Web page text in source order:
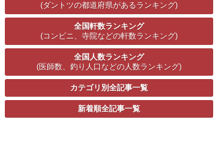
(ダントツの都道府県があるランキング)
全国軒数ランキング
(コンビニ、寺院などの軒数ランキング)
全国人数ランキング
(医師数、釣り人口などの人数ランキング)
カテゴリ別全記事一覧
新着順全記事一覧